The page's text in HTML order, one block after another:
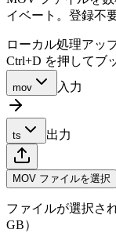
イベート。登録不
ローカル処理アッ
Ctrl+D を押してブ
mov 入力
ts 出力
MOV ファイルを選択
ファイルが選択さ
GB）